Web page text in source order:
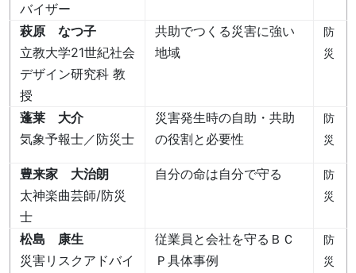
バイザー
萩原 なつ子
立教大学21世紀社会
デザイン研究科 教
授
共助でつくる災害に強い
地域
防
災
蓬莱 大介
気象予報士／防災士
災害発生時の自助・共助
の役割と必要性
防
災
豊来家 大治朗
太神楽曲芸師/防災
士
自分の命は自分で守る
防
災
松島 康生
災害リスクアドバイ
従業員と会社を守るＢＣ
Ｐ具体事例
防
災